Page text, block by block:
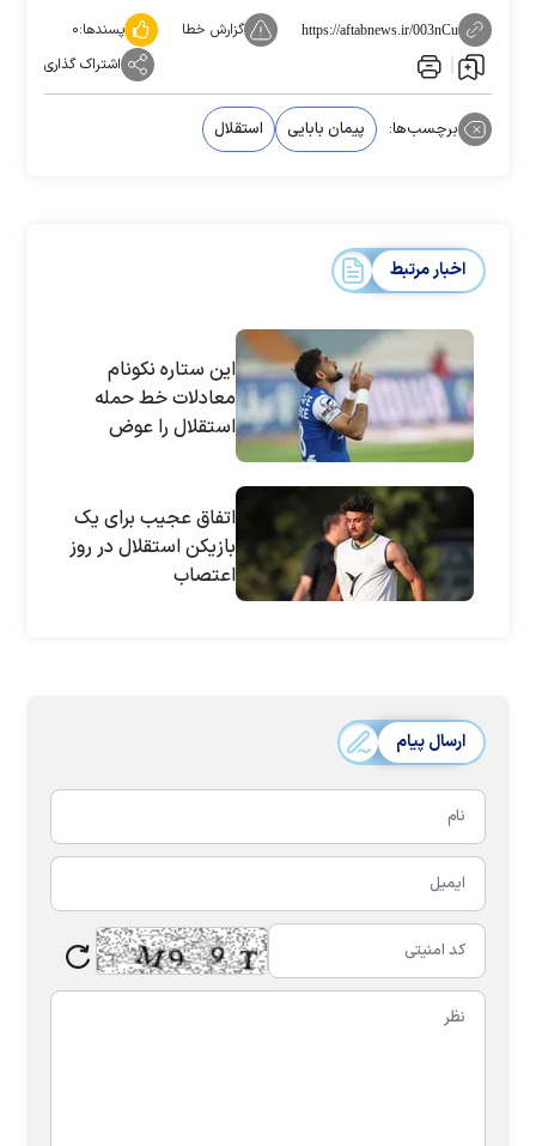
https://aftabnews.ir/003nCu گزارش خطا پسندها:۰
اشتراک گذاری
برچسب‌ها: پیمان بابایی استقلال
اخبار مرتبط
این ستاره نکونام
معادلات خط حمله
استقلال را عوض
اتفاق عجیب برای یک
بازیکن استقلال در روز
اعتصاب
ارسال پیام